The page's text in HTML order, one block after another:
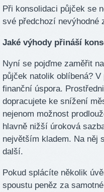
Při konsolidaci půjček se
své předchozí nevýhodné
Jaké výhody přináší
Nyní se pojďme zaměřit
půjček natolik oblíbená?
finanční úspora.
dopracujete ke snížení
nejenom možnost
hlavně nižší úroková
největším kladem. Na něj
další.
Pokud splácíte několik
spoustu peněz za